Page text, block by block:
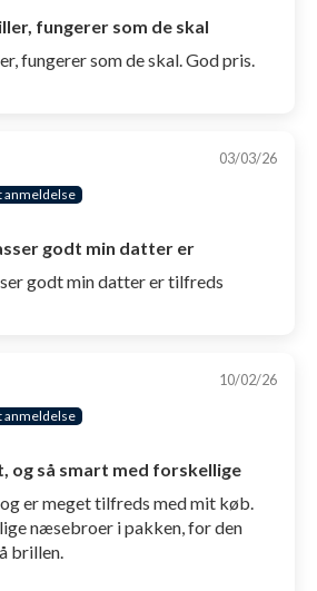
for Watery
Mirror:
og giver et flot
samt gør dem resistente mod
og dermed et klart syn
genskær fra solen i at blænde
fra 12 år og op, som med de
næsebroer nemt kan
til svømmestævner,
fungerer som de skal
fungerer som de skal. God pris.
03/03/26
godt min datter er
godt min datter er tilfreds
10/02/26
og så smart med forskellige
er meget tilfreds med mit køb.
næsebroer i pakken, for den
brillen.